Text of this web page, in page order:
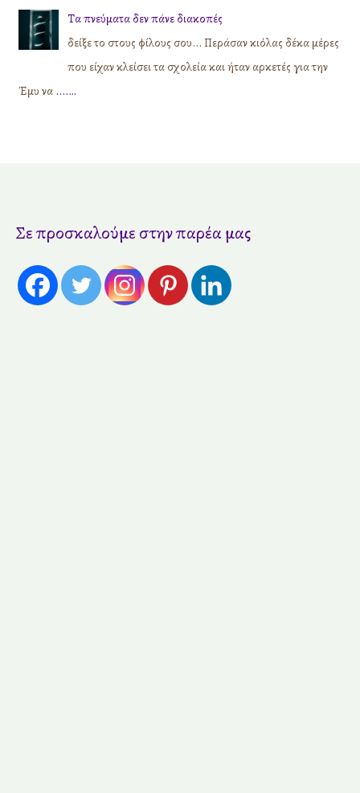
Τα πνεύματα δεν πάνε διακοπές
δείξε το στους φίλους σου... Περάσαν κιόλας δέκα μέρες
που είχαν κλείσει τα σχολεία και ήταν αρκετές για την
Έμυ να ....…
Σε προσκαλούμε στην παρέα μας